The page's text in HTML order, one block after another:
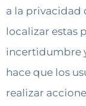
a la privacidad
localizar estas
incertidumbre
hace que los
realizar